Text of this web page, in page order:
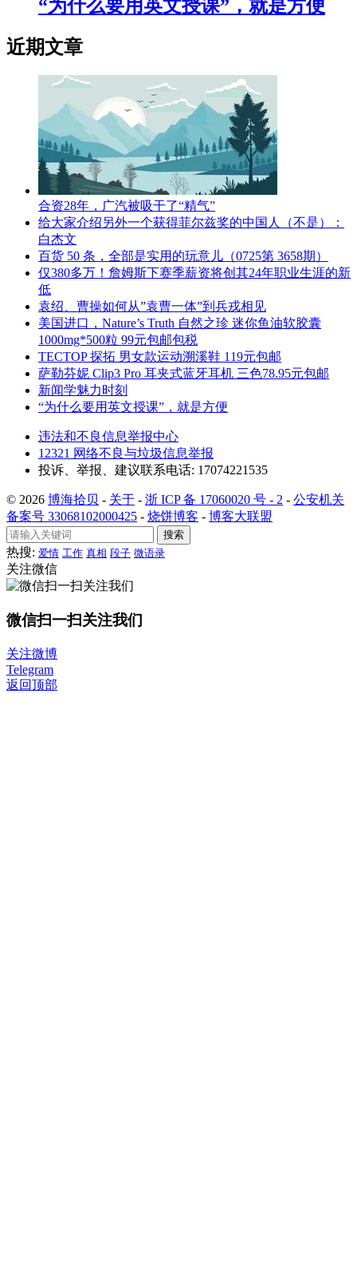
“为什么要用英文授课”，就是方便
近期文章
合资28年，广汽被吸干了“精气”
给大家介绍另外一个获得菲尔兹奖的中国人（不是）：
白杰文
百货 50 条，全部是实用的玩意儿（0725第 3658期）
仅380多万！詹姆斯下赛季薪资将创其24年职业生涯的新
低
袁绍、曹操如何从”袁曹一体”到兵戎相见
美国进口，Nature’s Truth 自然之珍 迷你鱼油软胶囊
1000mg*500粒 99元包邮包税
TECTOP 探拓 男女款运动溯溪鞋 119元包邮
萨勒芬妮 Clip3 Pro 耳夹式蓝牙耳机 三色78.95元包邮
新闻学魅力时刻
“为什么要用英文授课”，就是方便
违法和不良信息举报中心
12321 网络不良与垃圾信息举报
投诉、举报、建议联系电话: 17074221535
© 2026 博海拾贝 - 关于 - 浙 ICP 备 17060020 号 - 2 - 公安机关
备案号 33068102000425 - 烧饼博客 - 博客大联盟
搜索
热搜: 爱情 工作 真相 段子 微语录
关注微信
微信扫一扫关注我们
关注微博
Telegram
返回顶部